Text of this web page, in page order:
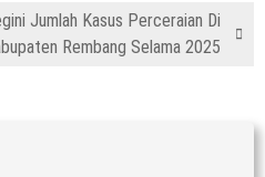
Jumlah Kasus Perceraian Di
Rembang Selama 2025